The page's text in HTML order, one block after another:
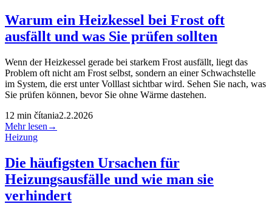
Warum ein Heizkessel bei Frost oft
ausfällt und was Sie prüfen sollten
Wenn der Heizkessel gerade bei starkem Frost ausfällt, liegt das
Problem oft nicht am Frost selbst, sondern an einer Schwachstelle
im System, die erst unter Volllast sichtbar wird. Sehen Sie nach, was
Sie prüfen können, bevor Sie ohne Wärme dastehen.
12 min čítania2.2.2026
Mehr lesen →
Heizung
Die häufigsten Ursachen für
Heizungsausfälle und wie man sie
verhindert